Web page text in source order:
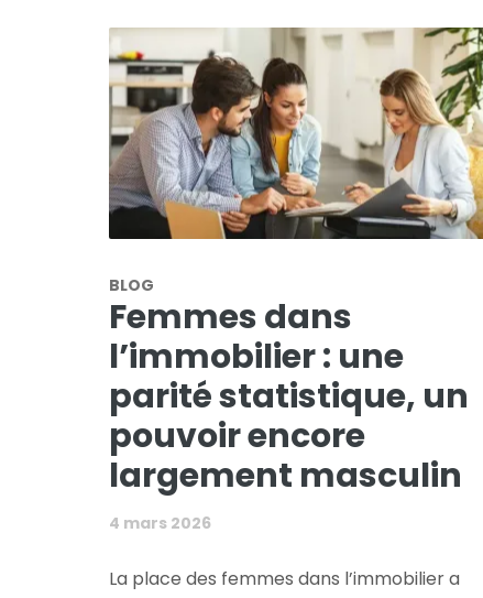
BLOG
Femmes dans
l’immobilier : une
parité statistique, un
pouvoir encore
largement masculin
4 mars 2026
La place des femmes dans l’immobilier a